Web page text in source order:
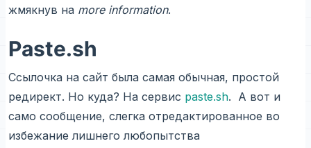
жмякнув на more information.
Paste.sh
Ссылочка на сайт была самая обычная, простой
редирект. Но куда? На сервис paste.sh. А вот и
само сообщение, слегка отредактированное во
избежание лишнего любопытства